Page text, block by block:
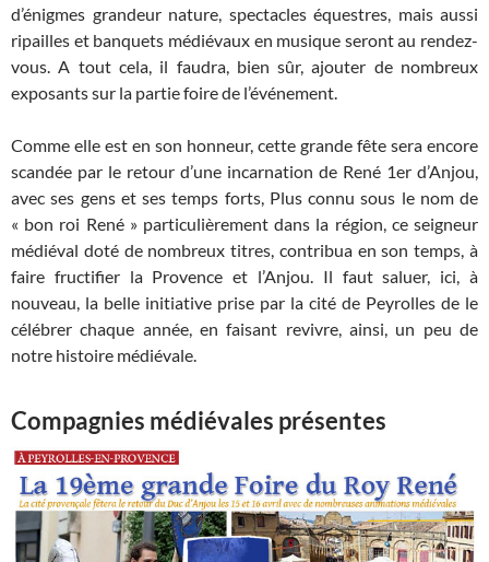
d’énigmes grandeur nature, spectacles équestres, mais aussi
ripailles et banquets médiévaux en musique seront au rendez-
vous. A tout cela, il faudra, bien sûr, ajouter de nombreux
exposants sur la partie foire de l’événement.
Comme elle est en son honneur, cette grande fête sera encore
scandée par le retour d’une incarnation de René 1er d’Anjou,
avec ses gens et ses temps forts, Plus connu sous le nom de
« bon roi René » particulièrement dans la région, ce seigneur
médiéval doté de nombreux titres, contribua en son temps, à
faire fructifier la Provence et l’Anjou. Il faut saluer, ici, à
nouveau, la belle initiative prise par la cité de Peyrolles de le
célébrer chaque année, en faisant revivre, ainsi, un peu de
notre histoire médiévale.
Compagnies médiévales présentes